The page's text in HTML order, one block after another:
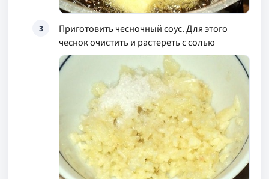
3
Приготовить чесночный соус. Для этого
чеснок очистить и растереть с солью